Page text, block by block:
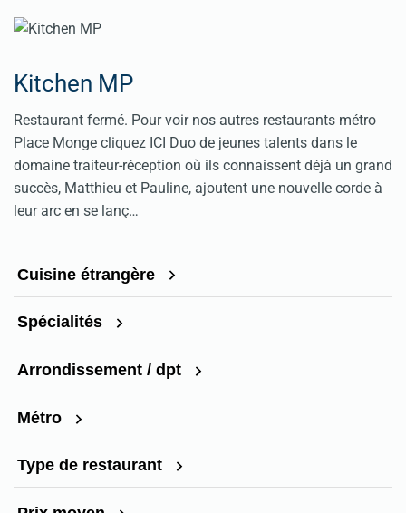
Kitchen MP
Restaurant fermé. Pour voir nos autres restaurants métro
Place Monge cliquez ICI Duo de jeunes talents dans le
domaine traiteur-réception où ils connaissent déjà un grand
succès, Matthieu et Pauline, ajoutent une nouvelle corde à
leur arc en se lanç…
Cuisine étrangère
Spécialités
Arrondissement / dpt
Métro
Type de restaurant